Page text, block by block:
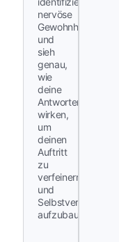
nervöse
Gewohnheiten
und
sieh
genau,
wie
deine
Antworten
wirken,
um
deinen
Auftritt
zu
verfeinern
und
Selbstvertrauen
aufzubauen.